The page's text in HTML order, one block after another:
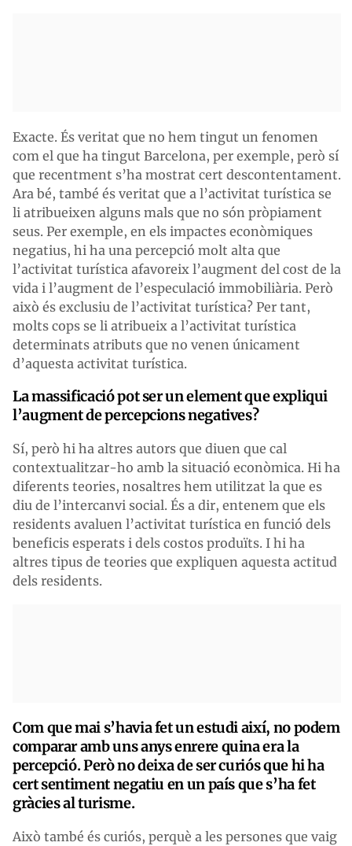
Exacte. És veritat que no hem tingut un fenomen
com el que ha tingut Barcelona, per exemple, però sí
que recentment s’ha mostrat cert descontentament.
Ara bé, també és veritat que a l’activitat turística se
li atribueixen alguns mals que no són pròpiament
seus. Per exemple, en els impactes econòmiques
negatius, hi ha una percepció molt alta que
l’activitat turística afavoreix l’augment del cost de la
vida i l’augment de l’especulació immobiliària. Però
això és exclusiu de l’activitat turística? Per tant,
molts cops se li atribueix a l’activitat turística
determinats atributs que no venen únicament
d’aquesta activitat turística.
La massificació pot ser un element que expliqui
l’augment de percepcions negatives?
Sí, però hi ha altres autors que diuen que cal
contextualitzar-ho amb la situació econòmica. Hi ha
diferents teories, nosaltres hem utilitzat la que es
diu de l’intercanvi social. És a dir, entenem que els
residents avaluen l’activitat turística en funció dels
beneficis esperats i dels costos produïts. I hi ha
altres tipus de teories que expliquen aquesta actitud
dels residents.
Com que mai s’havia fet un estudi així, no podem
comparar amb uns anys enrere quina era la
percepció. Però no deixa de ser curiós que hi ha
cert sentiment negatiu en un país que s’ha fet
gràcies al turisme.
Això també és curiós, perquè a les persones que vaig